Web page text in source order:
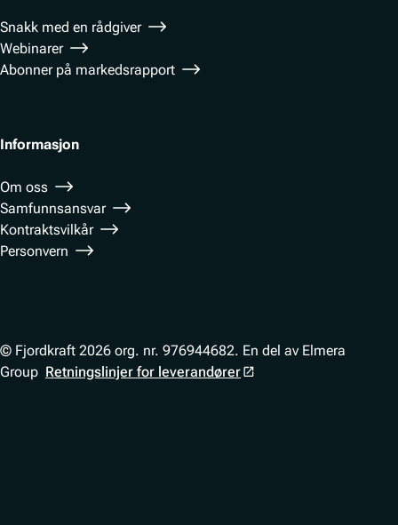
Snakk med en rådgiver
Webinarer
Abonner på markedsrapport
Informasjon
Om oss
Samfunnsansvar
Kontraktsvilkår
Personvern
© Fjordkraft 2026 org. nr. 976944682. En del av Elmera
Group Retningslinjer for leverandører